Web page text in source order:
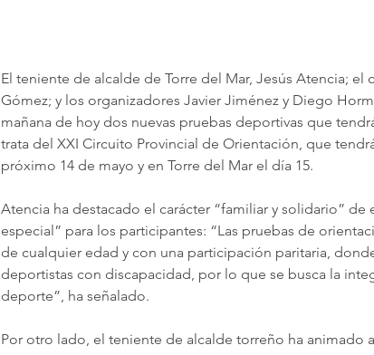
El teniente de alcalde de Torre del Mar, Jesús Atencia;
Gómez; y los organizadores Javier Jiménez y Diego
mañana de hoy dos nuevas pruebas deportivas que
trata del XXI Circuito Provincial de Orientación, que
próximo 14 de mayo y en Torre del Mar el día 15.
Atencia ha destacado el carácter “familiar y solidario” de
especial” para los participantes: “Las pruebas de
de cualquier edad y con una participación paritaria,
deportistas con discapacidad, por lo que se busca la
deporte”, ha señalado.
Por otro lado, el teniente de alcalde torreño ha animado